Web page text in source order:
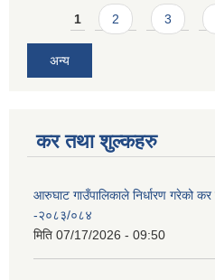
Pages
1 2 3
अन्य
कर तथा शुल्कहरु
आरुघाट गाउँपालिकाले निर्धारण गरेको
-२०८३/०८४
मिति 07/17/2026 - 09:50